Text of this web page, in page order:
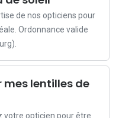
e
n
e
-
o
de nos opticiens pour
Ordonnance valide
mes lentilles de
votre opticien pour être